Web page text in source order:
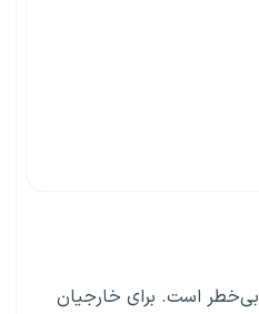
بی‌خطر است. برای خارجیان